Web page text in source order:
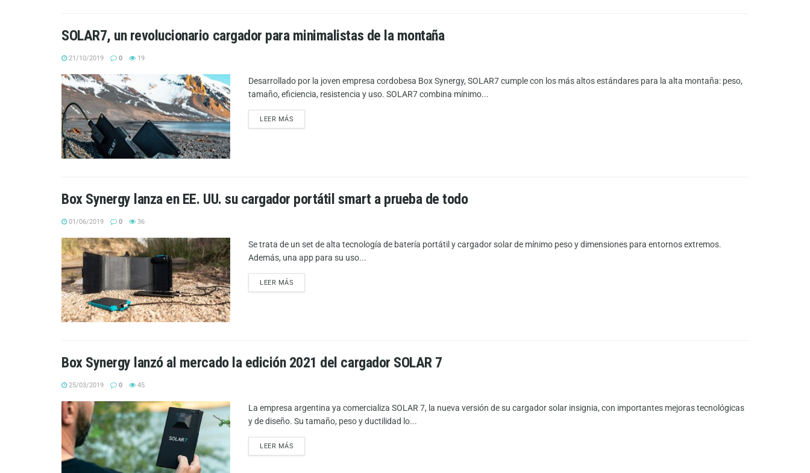
SOLAR7, un revolucionario cargador para minimalistas de la montaña
21/10/2019 0 19
Desarrollado por la joven empresa cordobesa Box Synergy, SOLAR7 cumple con los más altos estándares para la alta montaña: peso,
tamaño, eficiencia, resistencia y uso. SOLAR7 combina mínimo...
LEER MÁS
Box Synergy lanza en EE. UU. su cargador portátil smart a prueba de todo
01/06/2019 0 36
Se trata de un set de alta tecnología de batería portátil y cargador solar de mínimo peso y dimensiones para entornos extremos.
Además, una app para su uso...
LEER MÁS
Box Synergy lanzó al mercado la edición 2021 del cargador SOLAR 7
25/03/2019 0 45
La empresa argentina ya comercializa SOLAR 7, la nueva versión de su cargador solar insignia, con importantes mejoras tecnológicas
y de diseño. Su tamaño, peso y ductilidad lo...
LEER MÁS